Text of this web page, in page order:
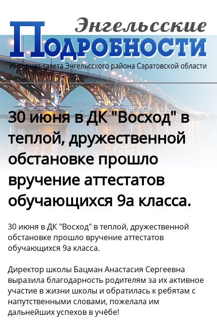
30 июня в ДК "Восход" в
теплой, дружественной
обстановке прошло
вручение аттестатов
обучающихся 9а класса.
30 июня в ДК "Восход" в теплой, дружественной
обстановке прошло вручение аттестатов
обучающихся 9а класса.
Директор школы Бацман Анастасия Сергеевна
выразила благодарность родителям за их активное
участие в жизни школы и обратилась к ребятам с
напутственными словами, пожелала им
дальнейших успехов в учёбе!